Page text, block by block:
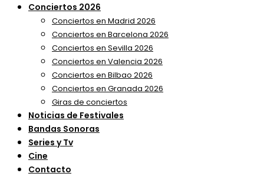
Conciertos 2026
Conciertos en Madrid 2026
Conciertos en Barcelona 2026
Conciertos en Sevilla 2026
Conciertos en Valencia 2026
Conciertos en Bilbao 2026
Conciertos en Granada 2026
Giras de conciertos
Noticias de Festivales
Bandas Sonoras
Series y Tv
Cine
Contacto